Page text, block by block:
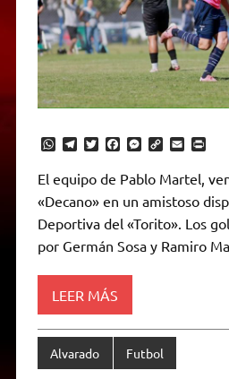
W
t
s
p
p
T
l
e
g
r
a
m
T
t
t
r
F
c
e
b
o
o
k
M
s
s
e
n
g
e
C
p
y
L
n
k
E
a
i
l
P
n
t
r
i
El equipo de Pablo Martel,
«Decano» en un amistoso
Deportiva del «Torito». Los
por Germán Sosa y Ramiro
LEER MÁS
Alvarado Futbol